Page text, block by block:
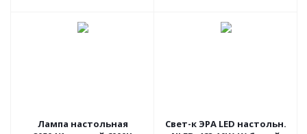
Лампа настольная
Свет-к ЭРА LED настольн.